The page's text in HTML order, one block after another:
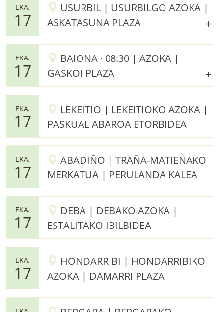
EKA.
17
USURBIL | USURBILGO AZOKA |
ASKATASUNA PLAZA
EKA.
17
BAIONA · 08:30 | AZOKA |
GASKOI PLAZA
EKA.
17
LEKEITIO | LEKEITIOKO AZOKA |
PASKUAL ABAROA ETORBIDEA
EKA.
17
ABADIÑO | TRAÑA-MATIENAKO
MERKATUA | PERULANDA KALEA
EKA.
17
DEBA | DEBAKO AZOKA |
ESTALITAKO IBILBIDEA
EKA.
17
HONDARRIBI | HONDARRIBIKO
AZOKA | DAMARRI PLAZA